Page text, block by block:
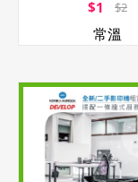
$1 $2
常溫